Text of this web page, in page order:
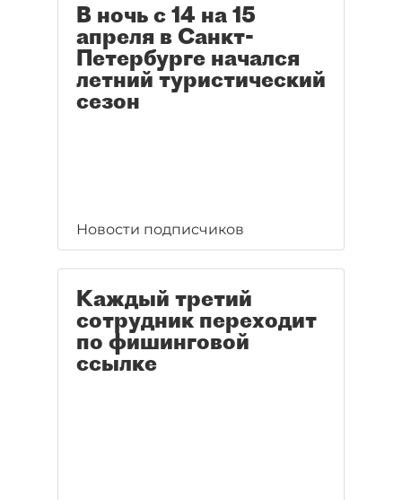
В ночь с 14 на 15
апреля в Санкт-
Петербурге начался
летний туристический
сезон
Новости подписчиков
Каждый третий
сотрудник переходит
по фишинговой
ссылке